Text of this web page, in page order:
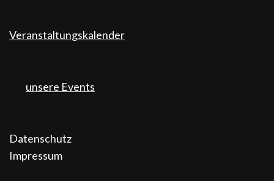
Veranstaltungskalender
unsere Events
Datenschutz
Impressum